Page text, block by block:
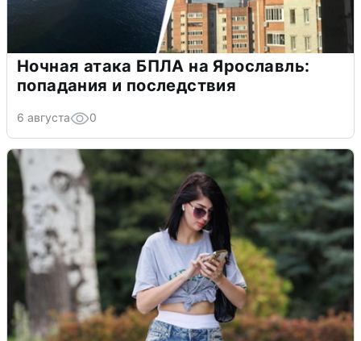
Ночная атака БПЛА на Ярославль:
попадания и последствия
6 августа 0